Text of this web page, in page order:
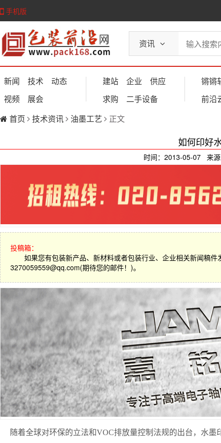
手机版
资讯
新闻 技术
动态
视频
展会
建站 企业
供应
求购
二手设备
锵锵
前沿
首页
技术资讯 油墨工艺 正文
如何印好
时间：2013-05-07 来
投稿箱：
如果您有包装新产品、新材料或者包装行业、企业相关新闻稿
3270059559@qq.com(期待您的邮件！)。
随着全球对环保的立法和VOC排放量控制法规的出台，水墨